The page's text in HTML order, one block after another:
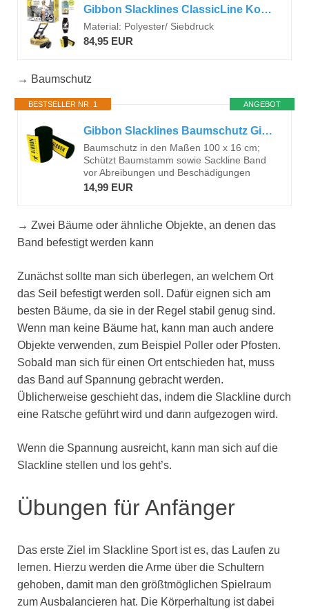
Gibbon Slacklines ClassicLine Komplett-Set inkl. Baumschutz | 15m | TÜV Geprüft | Balane und Spaß mit Trampolin-Effekt | Ergonomische Ratsche | Perfekt für Anfänger und Fortgeschrittene
Material: Polyester/ Siebdruck
84,95 EUR
→ Baumschutz
ANGEBOT
BESTSELLER NR. 1
Gibbon Slacklines Baumschutz Gibbon Slacklines Treewear, Baumschutz, schwarzer Filz mit Klettverschluss mit gelbem Logo, Länge: 100 cm, Breite: 16 cm, Schutz für Band und Baum, schwarz, S, 18097
Baumschutz in den Maßen 100 x 16 cm;
Schützt Baumstamm sowie Sackline Band
vor Abreibungen und Beschädigungen
14,99 EUR
→ Zwei Bäume oder ähnliche Objekte, an denen das
Band befestigt werden kann
Zunächst sollte man sich überlegen, an welchem Ort
das Seil befestigt werden soll. Dafür eignen sich am
besten Bäume, da sie in der Regel stabil genug sind.
Wenn man keine Bäume hat, kann man auch andere
Objekte verwenden, zum Beispiel Poller oder Pfosten.
Sobald man sich für einen Ort entschieden hat, muss
das Band auf Spannung gebracht werden.
Üblicherweise geschieht das, indem die Slackline durch
eine Ratsche geführt wird und dann aufgezogen wird.
Wenn die Spannung ausreicht, kann man sich auf die
Slackline stellen und los geht’s.
Übungen für Anfänger
Das erste Ziel im Slackline Sport ist es, das Laufen zu
lernen. Hierzu werden die Arme über die Schultern
gehoben, damit man den größtmöglichen Spielraum
zum Ausbalancieren hat. Die Körperhaltung ist dabei